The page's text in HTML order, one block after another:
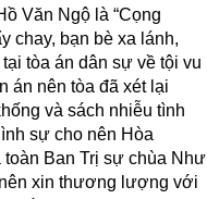
Văn Ngộ là “Cọng
chay, bạn bè xa lánh,
tòa án dân sự về tội vu
án nên tòa đã xét lại
và sách nhiễu tình
sự cho nên Hòa
Ban Trị sự chùa Như
nên xin thương lượng với